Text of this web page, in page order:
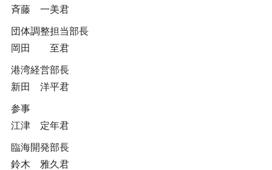
斉藤 一美君
団体調整担当部長
岡田 至君
港湾経営部長
新田 洋平君
参事
江津 定年君
臨海開発部長
鈴木 雅久君